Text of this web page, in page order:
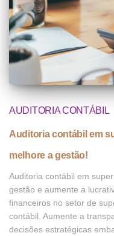
AUDITORIA CONTÁBIL
Auditoria contábil em
melhore a gestão!
Auditoria contábil em
gestão e aumente a
financeiros no setor de
contábil. Aumente a
decisões estratégicas